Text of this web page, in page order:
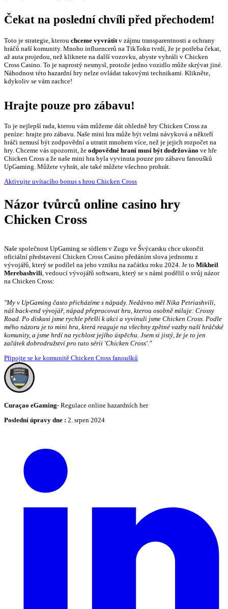
Čekat na poslední chvíli před přechodem!
Toto je strategie, kterou chceme vyvrátit v zájmu transparentnosti a ochrany
hráčů naší komunity. Mnoho influencerů na TikToku tvrdí, že je potřeba čekat,
až auta projedou, než kliknete na další vozovku, abyste vyhráli v Chicken
Cross Casino. To je naprostý nesmysl, protože jedno vozidlo může skrývat jiné.
Náhodnost této hazardní hry nelze ovládat takovými technikami. Klikněte,
kdykoliv se vám zachce!
Hrajte pouze pro zábavu!
To je nejlepší rada, kterou vám můžeme dát ohledně hry Chicken Cross za
peníze: hrajte pro zábavu. Naše mini hra může být velmi návyková a někteří
hráči nemusí být zodpovědní a utratit mnohem více, než je jejich rozpočet na
hry. Chceme vás upozornit, že odpovědné hraní musí být dodržováno ve hře
Chicken Cross a že naše mini hra byla vyvinuta pouze pro zábavu fanoušků
UpGaming. Můžete vyhrát, ale také můžete všechno prohrát.
Aktivujte uvítacího bonus s hrou Chicken Cross
Názor tvůrců online casino hry
Chicken Cross
Naše společnost UpGaming se sídlem v Zugu ve Švýcarsku chce ukončit
oficiální představení Chicken Cross Casino předáním slova jednomu z
vývojářů, který se podílel na jeho vzniku na začátku roku 2024. Je to Mikheil
Merebashvili, vedoucí vývojářů softwaru, který se s námi podělil o svůj názor
na Chicken Cross:
"My v UpGaming často přicházíme s nápady. Nedávno měl Nika Petriashvili,
náš back-end vývojář, nápad přepracovat hru, kterou osobně miluje: Crossy
Road. Po diskusi jsme rychle přešli k akci a vyvinuli jsme Chicken Cross. Podle
mého názoru je to mini hra, která reaguje na všechny zpětné vazby naší hráčské
komunity, a jsme hrdí na rychlost jejího úspěchu. Jsem si jistý, že je to jen
začátek dobrodružství pro tuto sérii 'Chicken Cross'."
Připojte se ke komunitě Chicken Cross fanoušků
Curaçao eGaming- Regulace online hazardních her
Poslední úpravy dne : 2. srpen 2024